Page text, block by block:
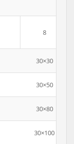
8
30×30
30×50
30×80
30×100